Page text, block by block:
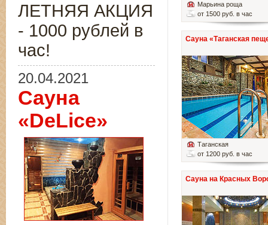
Марьина роща
от 1500 руб. в час
Сауна «Таганская
Таганская
от 1200 руб. в час
Сауна на Красных
ЛЕТНЯЯ АКЦИЯ
- 1000 рублей в
час!
20.04.2021
Сауна
«DeLice»